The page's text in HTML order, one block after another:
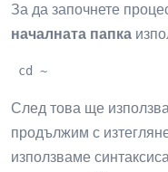
За да започнете
началната папка
cd ~
След това ще
продължим с
използваме синтаксиса